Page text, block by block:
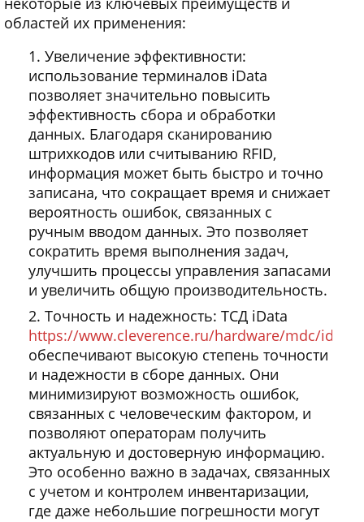
областей их применения:
Увеличение эффективности:
использование терминалов iData
позволяет значительно повысить
эффективность сбора и обработки
данных. Благодаря сканированию
штрихкодов или считыванию RFID,
информация может быть быстро и точно
записана, что сокращает время и снижает
вероятность ошибок, связанных с
ручным вводом данных. Это позволяет
сократить время выполнения задач,
улучшить процессы управления запасами
и увеличить общую производительность.
Точность и надежность: ТСД iData
https://www.cleverence.ru/hardware/mdc/idata/
обеспечивают высокую степень точности
и надежности в сборе данных. Они
минимизируют возможность ошибок,
связанных с человеческим фактором, и
позволяют операторам получить
актуальную и достоверную информацию.
Это особенно важно в задачах, связанных
с учетом и контролем инвентаризации,
где даже небольшие погрешности могут